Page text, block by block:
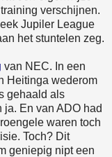
verschijnen.
Jupiler League
het stuntelen zeg.
van NEC. In een
Heitinga wederom
gehaald als
En van ADO had
waren toch
Toch? Dit
geniepig nipt een